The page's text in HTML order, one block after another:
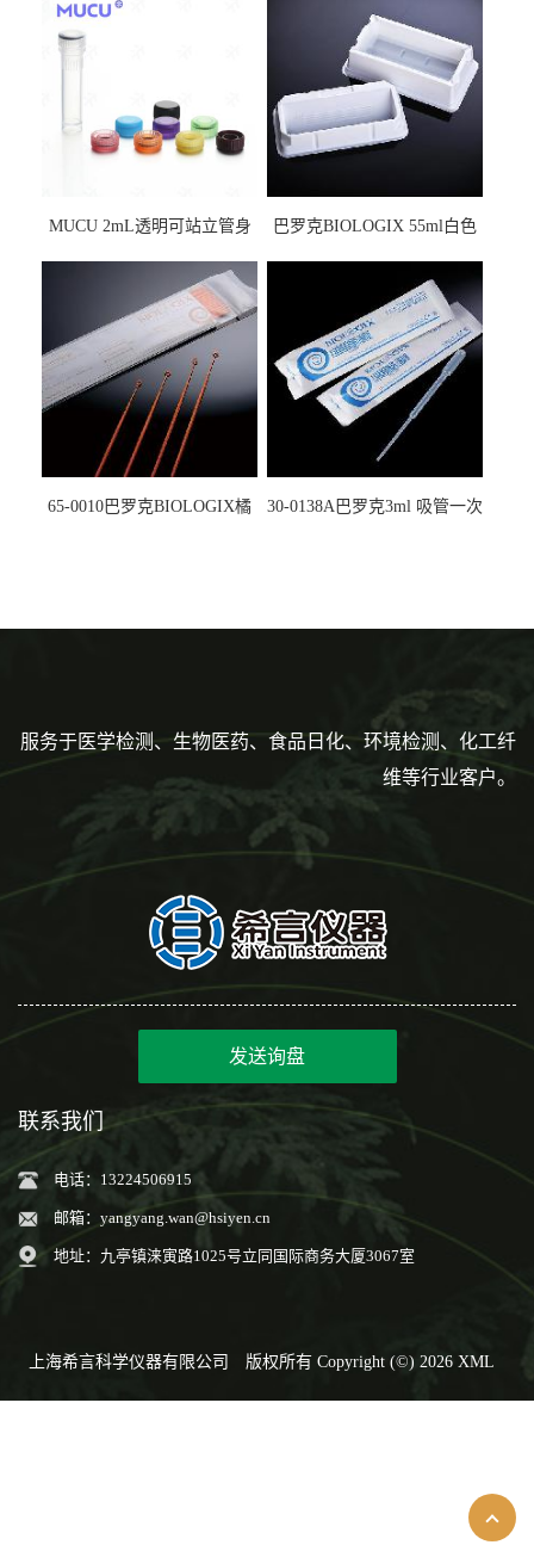
MUCU 2mL透明可站立管身
巴罗克BIOLOGIX 55ml白色
马射线灭菌25-0051
65-0010巴罗克BIOLOGIX橘
30-0138A巴罗克3ml 吸管一次
服务于医学检测、生物医药、食品日化、环境检测、化工纤
维等行业客户。
发送询盘
联系我们
电话：13224506915
邮箱： yangyang.wan@hsiyen.cn
地址：九亭镇涞寅路1025号立同国际商务大厦3067室
上海希言科学仪器有限公司 版权所有 Copyright (©) 2026 XML